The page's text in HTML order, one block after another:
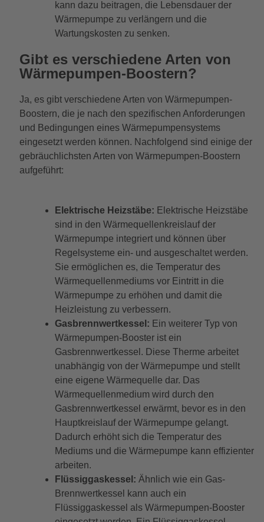
kann dazu beitragen, die Lebensdauer der
Wärmepumpe zu verlängern und die
Wartungskosten zu senken.
Gibt es verschiedene Arten von
Wärmepumpen-Boostern?
Ja, es gibt verschiedene Arten von Wärmepumpen-
Boostern, die je nach den spezifischen Anforderungen
und Bedingungen eines Wärmepumpensystems
eingesetzt werden können. Nachfolgend sind einige der
gebräuchlichsten Arten von Wärmepumpen-Boostern
aufgeführt:
Elektrische Heizstäbe: Elektrische Heizstäbe
sind in den Wärmequellenkreislauf der
Wärmepumpe integriert und können über
Regelsysteme ein- und ausgeschaltet werden.
Sie ermöglichen es, die Temperatur des
Wärmequellenmediums vor Eintritt in die
Wärmepumpe zu erhöhen und damit die
Heizleistung zu verbessern.
Gasbrennwertkessel: Ein weiterer Typ von
Wärmepumpen-Booster ist ein
Gasbrennwertkessel. Diese Therme arbeitet
unabhängig von der Wärmepumpe und stellt
eine eigene Wärmequelle dar. Das
Wärmequellenmedium wird durch den
Gasbrennwertkessel erwärmt, bevor es in den
Hauptkreislauf der Wärmepumpe gelangt.
Dadurch erhöht sich die Temperatur des
Mediums und die Wärmepumpe kann effizienter
arbeiten.
Flüssiggaskessel: Ähnlich wie ein Gas-
Brennwertkessel kann auch ein
Flüssiggaskessel als Wärmepumpen-Booster